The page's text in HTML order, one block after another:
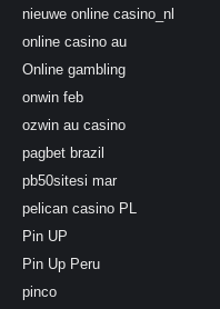
nieuwe online casino_nl
online casino au
Online gambling
onwin feb
ozwin au casino
pagbet brazil
pb50sitesi mar
pelican casino PL
Pin UP
Pin Up Peru
pinco